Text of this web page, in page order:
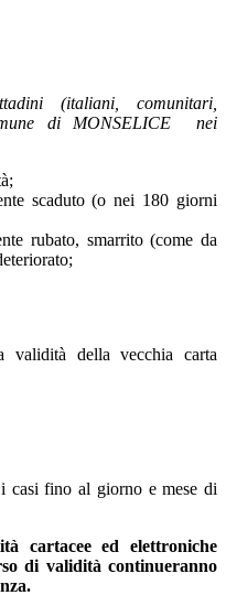
(italiani, comunitari,
di MONSELICE nei
scaduto (o nei 180 giorni
rubato, smarrito (come da
della vecchia carta
casi fino al giorno e mese di
cartacee ed elettroniche
di validità continueranno